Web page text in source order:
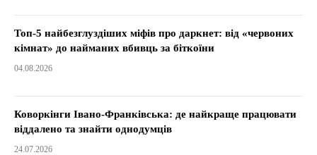
Топ-5 найбезглуздіших міфів про даркнет: від «червоних
кімнат» до найманих вбивць за біткоїни
04.08.2026
Коворкінги Івано-Франківська: де найкраще працювати
віддалено та знайти однодумців
24.07.2026